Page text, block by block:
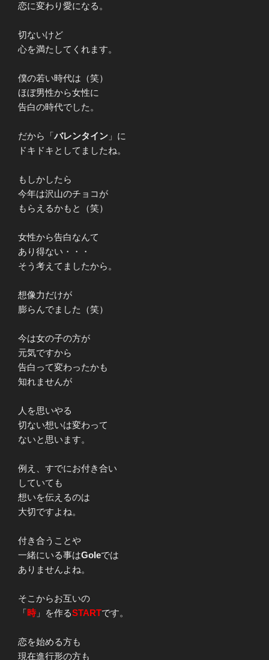
恋に変わり愛になる。
切ないけど
心を満たしてくれます。
僕の若い時代は（笑）
ほぼ男性から女性に
告白の時代でした。
だから「バレンタイン 」に
ドキドキとしてましたね。
もしかしたら
今年は沢山のチョコが
もらえるかもと（笑）
女性から告白なんて
あり得ない・・・
そう考えてましたから。
想像力だけが
膨らんでました（笑）
今は女の子の方が
元気ですから
告白って変わったかも
知れませんが
人を思いやる
切ない想いは変わって
ないと思います。
例え、すでにお付き合い
していても
想いを伝えるのは
大切ですよね。
付き合うことや
一緒にいる事はGoleでは
ありませんよね。
そこからお互いの
「時」を作るSTARTです。
恋を始める方も
現在進行形の方も